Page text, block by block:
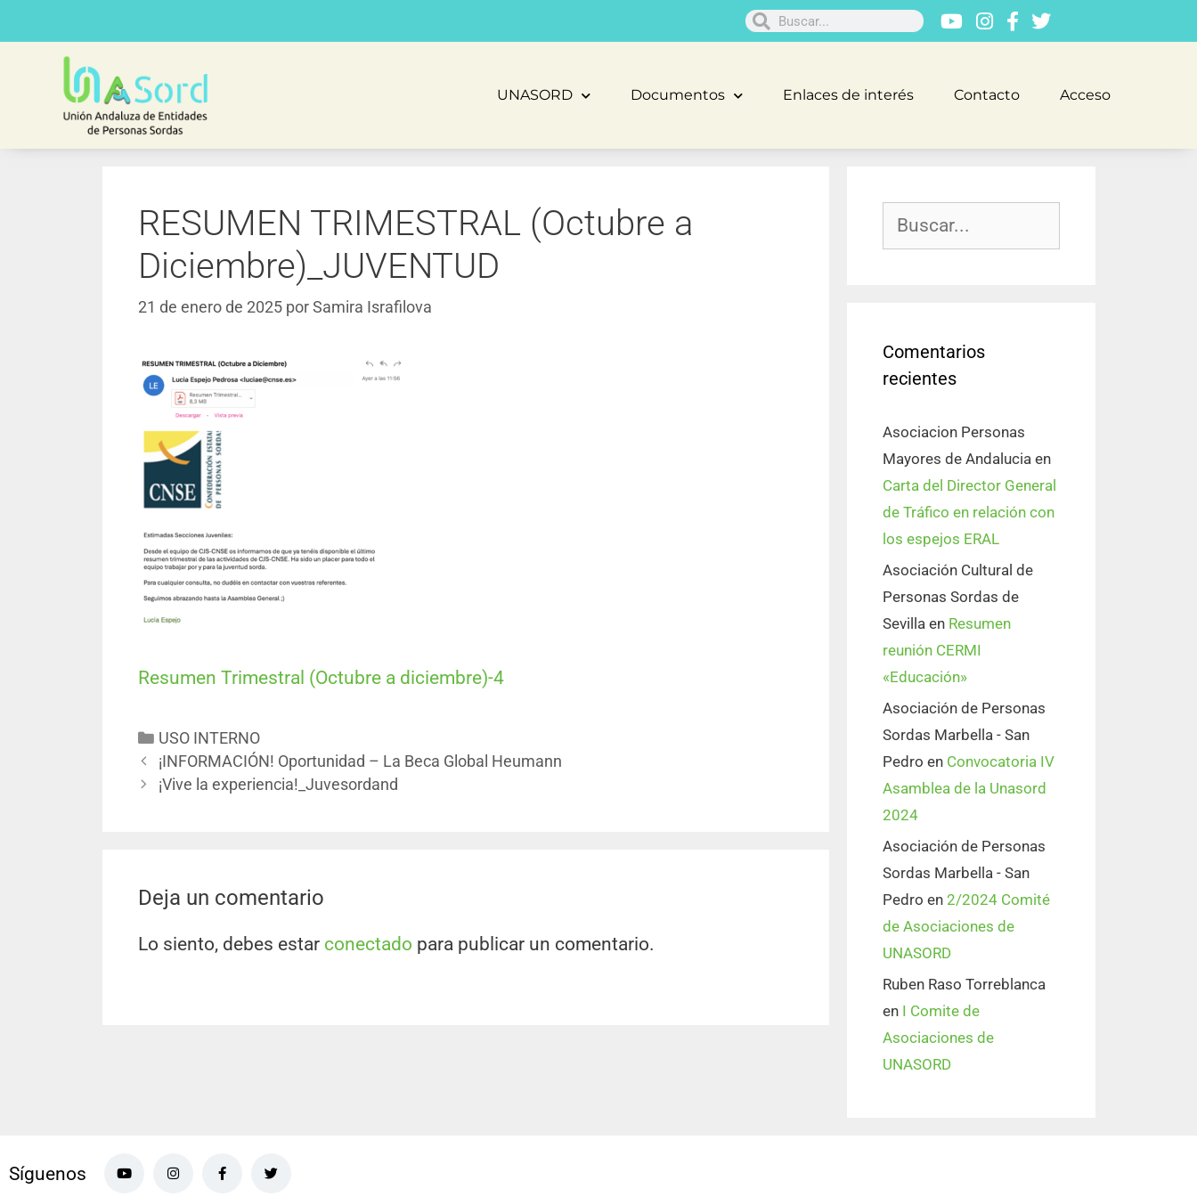
UNASORD Documentos Enlaces de interés Contacto Acceso
RESUMEN TRIMESTRAL (Octubre a
Diciembre)_JUVENTUD
21 de enero de 2025 porSamira Israfilova
Resumen Trimestral (Octubre a diciembre)-4
USO INTERNO
¡INFORMACIÓN! Oportunidad – La Beca Global Heumann
¡Vive la experiencia!_Juvesordand
Deja un comentario
Lo siento, debes estar conectado para publicar un comentario.
Comentarios
recientes
Asociacion Personas
Mayores de Andaluciaen
Carta del Director General
de Tráfico en relación con
los espejos ERAL
Asociación Cultural de
Personas Sordas de
Sevillaen Resumen
reunión CERMI
«Educación»
Asociación de Personas
Sordas Marbella - San
Pedro en Convocatoria IV
Asamblea de la Unasord
2024
Asociación de Personas
Sordas Marbella - San
Pedro en 2/2024 Comité
de Asociaciones de
UNASORD
Ruben Raso Torreblanca
en I Comite de
Asociaciones de
UNASORD
Síguenos